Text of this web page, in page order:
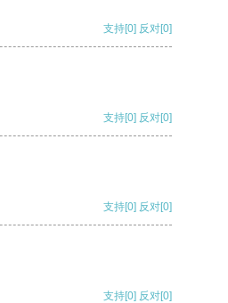
支持[0] 反对[0]
支持[0] 反对[0]
支持[0] 反对[0]
支持[0] 反对[0]